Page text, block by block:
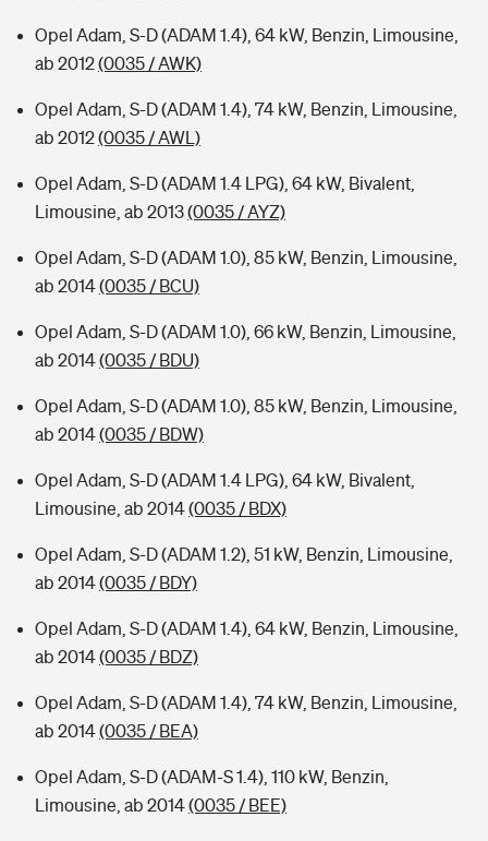
Sie haben Fragen?
Zur Übersicht
Tools
Kinderunfall-Check: Mehr Sicherheit für deine Kids
Sie haben Fragen?
Opel Adam, S-D (ADAM 1.4), 64 kW, Benzin, Limousine,
ab 2012(0035 / AWK)
Opel Adam, S-D (ADAM 1.4), 74 kW, Benzin, Limousine,
ab 2012(0035 / AWL)
Opel Adam, S-D (ADAM 1.4 LPG), 64 kW, Bivalent,
Limousine, ab 2013(0035 / AYZ)
Opel Adam, S-D (ADAM 1.0), 85 kW, Benzin, Limousine,
ab 2014(0035 / BCU)
Opel Adam, S-D (ADAM 1.0), 66 kW, Benzin, Limousine,
ab 2014(0035 / BDU)
Opel Adam, S-D (ADAM 1.0), 85 kW, Benzin, Limousine,
ab 2014(0035 / BDW)
Opel Adam, S-D (ADAM 1.4 LPG), 64 kW, Bivalent,
Limousine, ab 2014(0035 / BDX)
Opel Adam, S-D (ADAM 1.2), 51 kW, Benzin, Limousine,
ab 2014(0035 / BDY)
Opel Adam, S-D (ADAM 1.4), 64 kW, Benzin, Limousine,
ab 2014(0035 / BDZ)
Opel Adam, S-D (ADAM 1.4), 74 kW, Benzin, Limousine,
ab 2014(0035 / BEA)
Opel Adam, S-D (ADAM-S 1.4), 110 kW, Benzin,
Limousine, ab 2014(0035 / BEE)